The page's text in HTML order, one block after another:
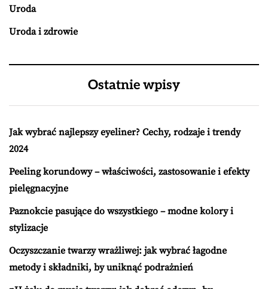
Uroda
Uroda i zdrowie
Ostatnie wpisy
Jak wybrać najlepszy eyeliner? Cechy, rodzaje i trendy
2024
Peeling korundowy – właściwości, zastosowanie i efekty
pielęgnacyjne
Paznokcie pasujące do wszystkiego – modne kolory i
stylizacje
Oczyszczanie twarzy wrażliwej: jak wybrać łagodne
metody i składniki, by uniknąć podrażnień